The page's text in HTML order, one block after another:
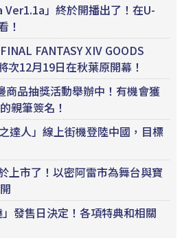
」終於開播出了！在U-
！
FANTASY XIV GOODS
次12月19日在秋葉原開幕！
商品抽獎活動舉辦中！有機會獲
親筆簽名！
達人」線上街機登陸中國，目標
上市了！以密阿雷市為舞台與寶
」發售日決定！各項特典和相關